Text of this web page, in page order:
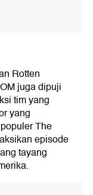
Rotten
juga dipuji
tim yang
yang
The
episode
tayang